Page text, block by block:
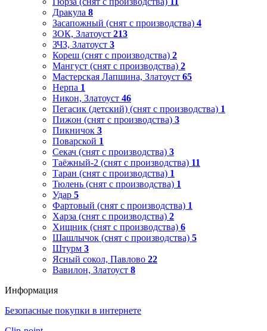
Дракула 8
Засапожный (снят с производства) 4
ЗОК, Златоуст 213
ЗЧЗ, Златоуст 3
Кореш (снят с производства) 2
Мангуст (снят с производства) 2
Мастерская Лапшина, Златоуст 65
Нерпа 1
Никон, Златоуст 46
Пегасик (детский) (снят с производства) 1
Пижон (снят с производства) 3
Пикничок 3
Поварской 1
Секач (снят с производства) 3
Таёжный-2 (снят с производства) 11
Таран (снят с производства) 1
Тюлень (снят с производства) 1
Удар 5
Фартовый (снят с производства) 1
Харза (снят с производства) 2
Хищник (снят с производства) 6
Шашлычок (снят с производства) 5
Штурм 3
Ясный сокол, Павлово 22
Вавилон, Златоуст 8
Информация
Безопасные покупки в интернете